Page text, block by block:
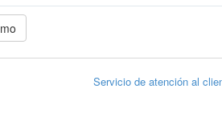
Servicio de atención al